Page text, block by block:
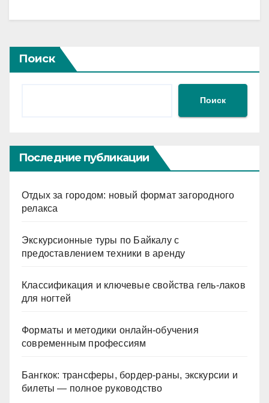
Поиск
Поиск
Последние публикации
Отдых за городом: новый формат загородного
релакса
Экскурсионные туры по Байкалу с
предоставлением техники в аренду
Классификация и ключевые свойства гель-лаков
для ногтей
Форматы и методики онлайн-обучения
современным профессиям
Бангкок: трансферы, бордер-раны, экскурсии и
билеты — полное руководство